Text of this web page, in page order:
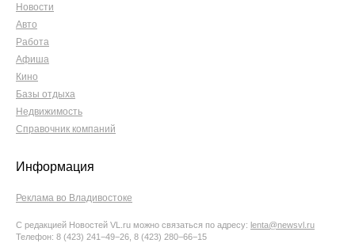
Новости
Авто
Работа
Афиша
Кино
Базы отдыха
Недвижимость
Справочник компаний
Информация
Реклама во Владивостоке
С редакцией Новостей VL.ru можно связаться по адресу: lenta@newsvl.ru
Телефон: 8 (423) 241−49−26, 8 (423) 280−66−15